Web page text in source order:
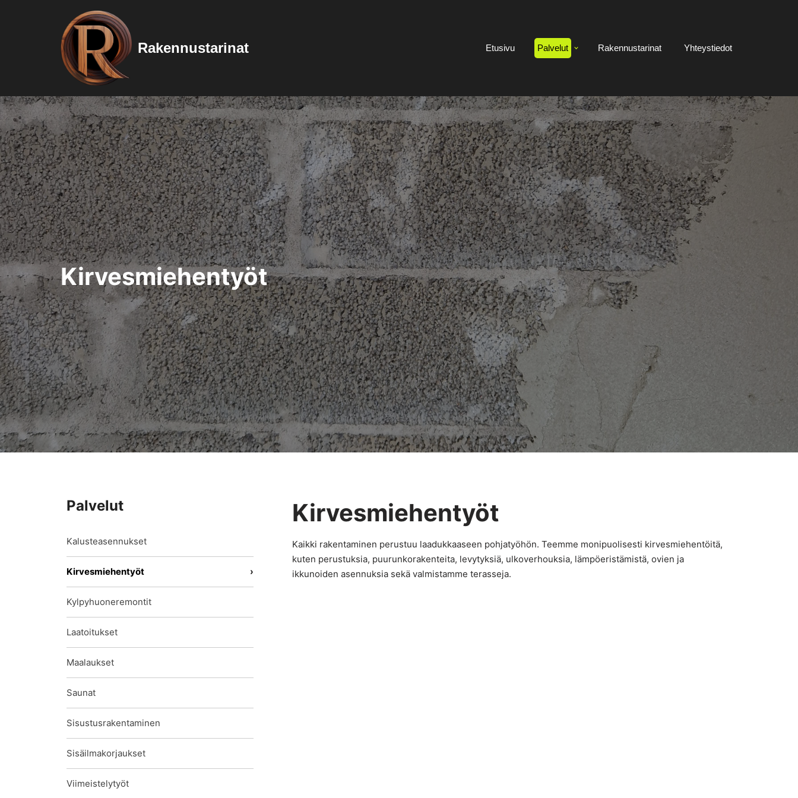
Rakennustarinat Etusivu Palvelut Rakennustarinat Yhteystiedot
Kirvesmiehentyöt
Palvelut
Kalusteasennukset
Kirvesmiehentyöt
Kylpyhuoneremontit
Laatoitukset
Maalaukset
Saunat
Sisustusrakentaminen
Sisäilmakorjaukset
Viimeistelytyöt
Kirvesmiehentyöt
Kaikki rakentaminen perustuu laadukkaaseen pohjatyöhön. Teemme monipuolisesti kirvesmiehentöitä,
kuten perustuksia, puurunkorakenteita, levytyksiä, ulkoverhouksia, lämpöeristämistä, ovien ja
ikkunoiden asennuksia sekä valmistamme terasseja.